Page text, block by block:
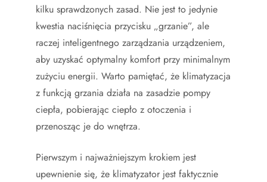
kilku sprawdzonych zasad. Nie jest to jedynie
kwestia naciśnięcia przycisku „grzanie”, ale
raczej inteligentnego zarządzania urządzeniem,
aby uzyskać optymalny komfort przy minimalnym
zużyciu energii. Warto pamiętać, że klimatyzacja
z funkcją grzania działa na zasadzie pompy
ciepła, pobierając ciepło z otoczenia i
przenosząc je do wnętrza.
Pierwszym i najważniejszym krokiem jest
upewnienie się, że klimatyzator jest faktycznie